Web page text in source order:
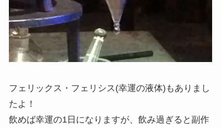
フェリックス・フェリシス(幸運の液体)もありまし
たよ！
飲めば幸運の1日になりますが、飲み過ぎると副作